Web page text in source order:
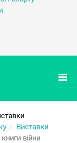
Виставки
війни